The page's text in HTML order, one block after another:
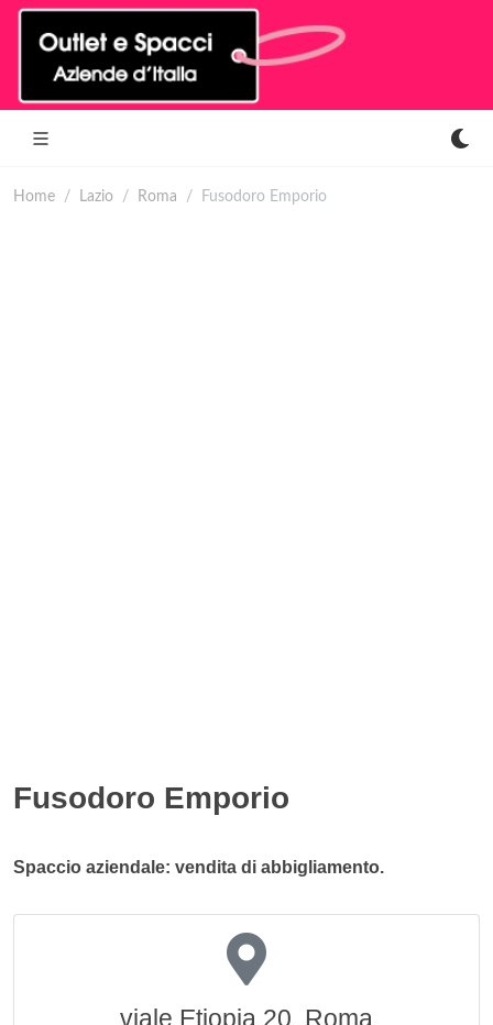
Home Lazio Roma Fusodoro Emporio
Fusodoro Emporio
Spaccio aziendale: vendita di abbigliamento.
viale Etiopia 20, Roma